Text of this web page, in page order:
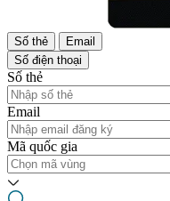
Số thẻ
Email
Số điện thoại
Số thẻ
Email
Mã quốc gia